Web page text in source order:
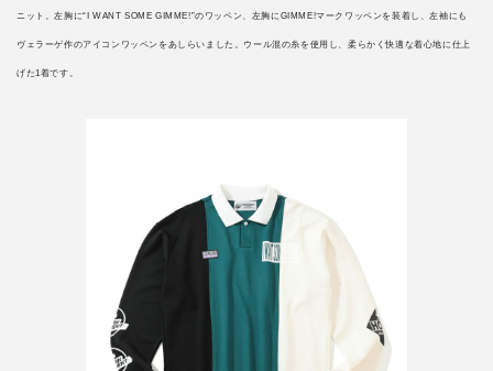
ニット。左胸に“I WANT SOME GIMME!”のワッペン、左胸にGIMME!マークワッペンを装着し、左袖にも
ヴェラーゲ作のアイコンワッペンをあしらいました。ウール混の糸を使用し、柔らかく快適な着心地に仕上
げた1着です。